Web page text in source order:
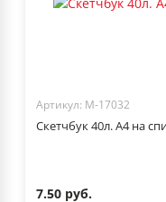
Артикул: M-17032
Скетчбук 40л. А4 на
7.50 руб.